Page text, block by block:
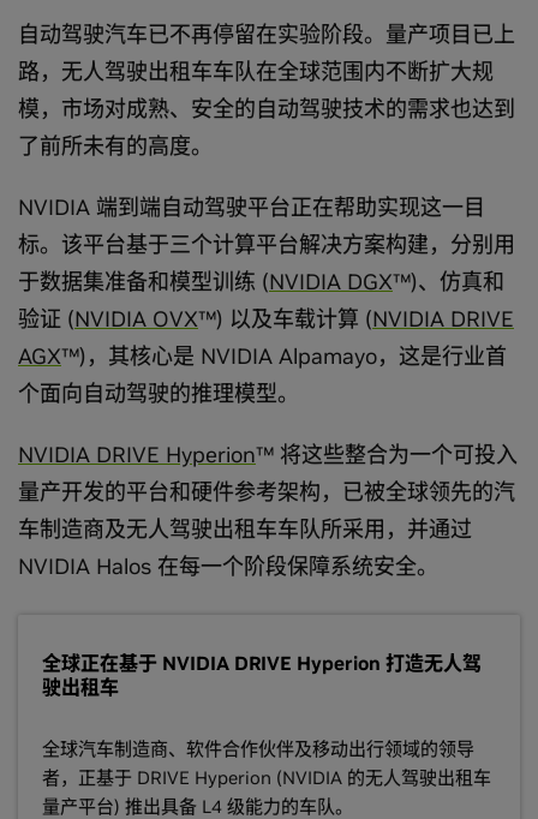
自动驾驶汽车已不再停留在实验阶段。量产项目已上
路，无人驾驶出租车车队在全球范围内不断扩大规
模，市场对成熟、安全的自动驾驶技术的需求也达到
了前所未有的高度。
NVIDIA 端到端自动驾驶平台正在帮助实现这一目
标。该平台基于三个计算平台解决方案构建，分别用
于数据集准备和模型训练 (NVIDIA DGX™)、仿真和
验证 (NVIDIA OVX™) 以及车载计算 (NVIDIA DRIVE
AGX™)，其核心是 NVIDIA Alpamayo，这是行业首
个面向自动驾驶的推理模型。
NVIDIA DRIVE Hyperion™ 将这些整合为一个可投入
量产开发的平台和硬件参考架构，已被全球领先的汽
车制造商及无人驾驶出租车车队所采用，并通过
NVIDIA Halos 在每一个阶段保障系统安全。
全球正在基于 NVIDIA DRIVE Hyperion 打造无人驾
驶出租车
全球汽车制造商、软件合作伙伴及移动出行领域的领导
者，正基于 DRIVE Hyperion (NVIDIA 的无人驾驶出租车
量产平台) 推出具备 L4 级能力的车队。